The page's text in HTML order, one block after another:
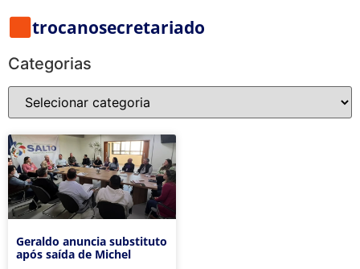
trocanosecretariado
Categorias
Geraldo anuncia substituto
após saída de Michel